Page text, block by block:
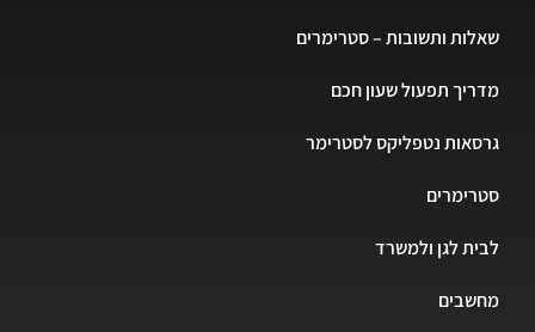
שאלות ותשובות – סטרימרים
מדריך תפעול שעון חכם
גרסאות נטפליקס לסטרימר
סטרימרים
לבית לגן ולמשרד
מחשבים